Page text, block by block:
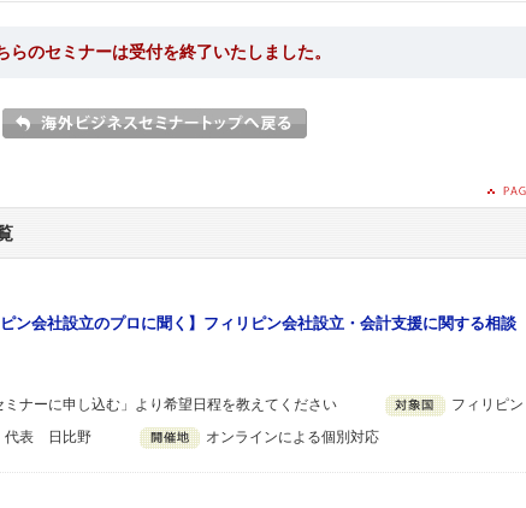
らのセミナーは受付を終了いたしました。
ピン会社設立のプロに聞く】フィリピン会社設立・会計支援に関する相談
ナーに申し込む」より希望日程を教えてください フィリピン
代表 日比野 オンラインによる個別対応